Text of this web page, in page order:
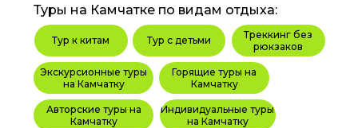
Авторские туры на
Камчатку
Экскурсионные туры
на Камчатку
Индивидуальные туры
на Камчатку
Треккинг без
рюкзаков
Тур к китам Тур с детьми
Горящие туры на
Камчатку
Туры на Камчатке по видам отдыха: